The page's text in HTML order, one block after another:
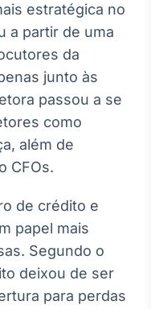
para
fundos
estratégica no
a partir de uma
da
junto às
passou a se
como
além de
CFOs.
de crédito e
papel mais
Segundo o
deixou de ser
para perdas